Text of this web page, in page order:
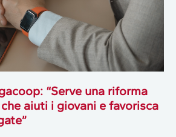
“Serve una riforma
aiuti i giovani e favorisca